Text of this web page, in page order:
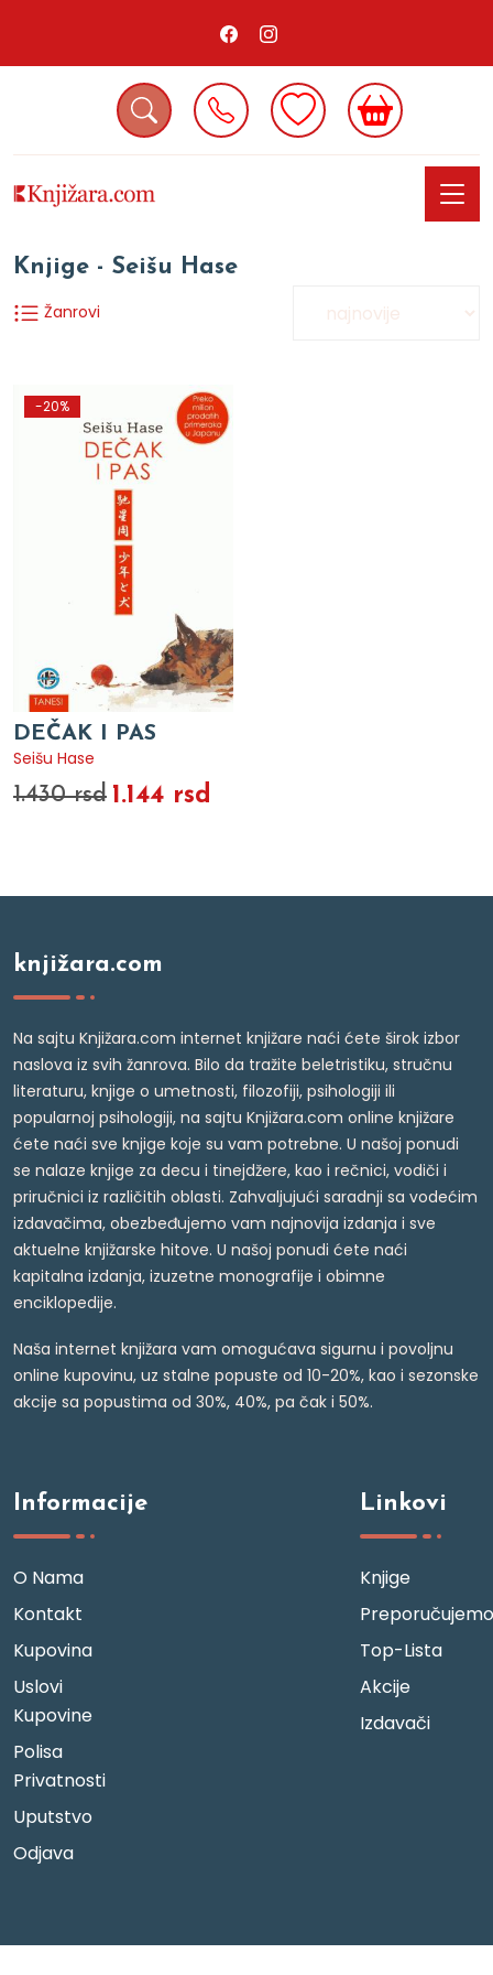
Knjige - Seišu Hase
Žanrovi
-20%
DEČAK I PAS
Seišu Hase
1.430 rsd 1.144 rsd
knjižara.com
Na sajtu Knjižara.com internet knjižare naći ćete širok izbor
naslova iz svih žanrova. Bilo da tražite beletristiku, stručnu
literaturu, knjige o umetnosti, filozofiji, psihologiji ili
popularnoj psihologiji, na sajtu Knjižara.com online knjižare
ćete naći sve knjige koje su vam potrebne. U našoj ponudi
se nalaze knjige za decu i tinejdžere, kao i rečnici, vodiči i
priručnici iz različitih oblasti. Zahvaljujući saradnji sa vodećim
izdavačima, obezbeđujemo vam najnovija izdanja i sve
aktuelne knjižarske hitove. U našoj ponudi ćete naći
kapitalna izdanja, izuzetne monografije i obimne
enciklopedije.
Naša internet knjižara vam omogućava sigurnu i povoljnu
online kupovinu, uz stalne popuste od 10-20%, kao i sezonske
akcije sa popustima od 30%, 40%, pa čak i 50%.
Informacije
O Nama
Kontakt
Kupovina
Uslovi
Kupovine
Polisa
Privatnosti
Uputstvo
Odjava
Linkovi
Knjige
Preporučujemo
Top-Lista
Akcije
Izdavači